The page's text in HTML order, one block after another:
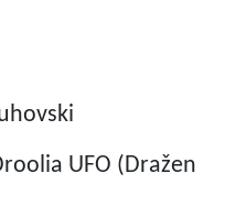
UFO (Dražen